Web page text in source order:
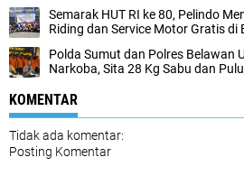
Semarak HUT RI ke 80, Pelindo
Riding dan Service Motor Gratis di
Polda Sumut dan Polres Belawan
Narkoba, Sita 28 Kg Sabu dan
KOMENTAR
Tidak ada komentar:
Posting Komentar